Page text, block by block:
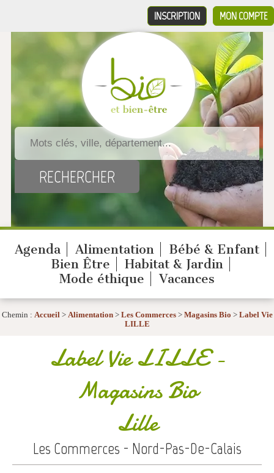
MON COMPTE
INSCRIPTION
Agenda Alimentation
Bébé & Enfant
Bien Être
Habitat & Jardin
Mode éthique
Vacances
Chemin : Accueil> Alimentation> Les Commerces> Magasins Bio > Label Vie
LILLE
Label Vie LILLE-
Magasins Bio
Lille
Les Commerces - Nord-Pas-De-Calais